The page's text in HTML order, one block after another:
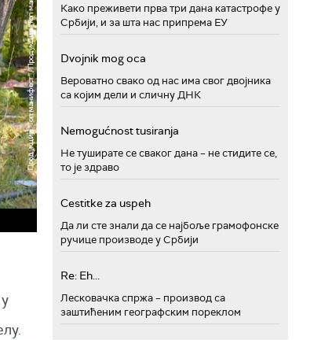
Како преживети прва три дана катастрофе у
Србији, и за шта нас припрема ЕУ
Dvojnik mog oca
Вероватно свако од нас има свог двојника
са којим дели и сличну ДНК
Nemogućnost tusiranja
Не туширате се сваког дана – не стидите се,
то је здраво
Cestitke za uspeh
Да ли сте знали да се најбоље грамофонске
ручице производе у Србији
Re: Eh...
Лесковачка спржа – производ са
заштићеним географским пореклом